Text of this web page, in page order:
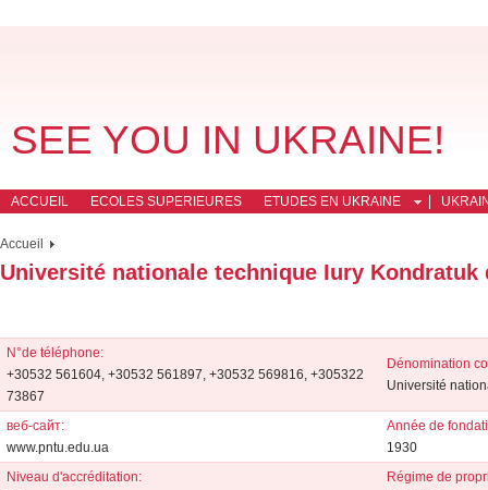
SEE YOU IN UKRAINE!
ACCUEIL ECOLES SUPERIEURES ETUDES EN UKRAINE
Accueil
Université nationale technique Iury Kondratuk
N°de téléphone:
+30532 561604, +30532 561897, +30532 569816, +305322
73867
Dénomination
Université
веб-сайт:
www.pntu.edu.ua
Année de
1930
Niveau d'accréditation:
Régime de